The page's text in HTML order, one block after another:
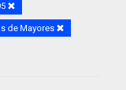
de Mayores